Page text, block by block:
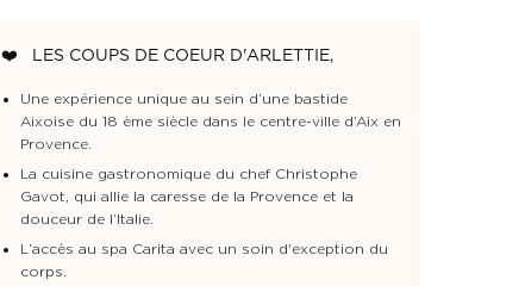
Disponibilités
❤️ LES COUPS DE COEUR D'ARLETTIE,
Une expérience unique au sein d’une bastide
Aixoise du 18 ème siècle dans le centre-ville d’Aix en
Provence.
La cuisine gastronomique du chef Christophe
Gavot, qui allie la caresse de la Provence et la
douceur de l’Italie.
L’accès au spa Carita avec un soin d'exception du
corps.